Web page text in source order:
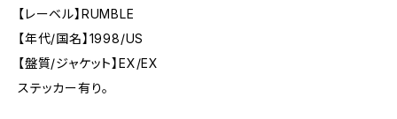
【レーベル】RUMBLE
【年代/国名】1998/US
【盤質/ジャケット】EX/EX
ステッカー有り。